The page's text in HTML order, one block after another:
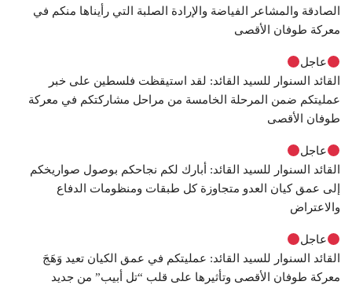
الصادقة والمشاعر الفياضة والإرادة الصلبة التي رأيناها منكم في
معركة طوفان الأقصى
عاجل
القائد السنوار للسيد القائد: لقد استيقظت فلسطين على خبر
عمليتكم ضمن المرحلة الخامسة من مراحل مشاركتكم في معركة
طوفان الأقصى
عاجل
القائد السنوار للسيد القائد: أبارك لكم نجاحكم بوصول صواريخكم
إلى عمق كيان العدو متجاوزة كل طبقات ومنظومات الدفاع
والاعتراض
عاجل
القائد السنوار للسيد القائد: عمليتكم في عمق الكيان تعيد وَهَجَ
معركة طوفان الأقصى وتأثيرها على قلب “تل أبيب” من جديد